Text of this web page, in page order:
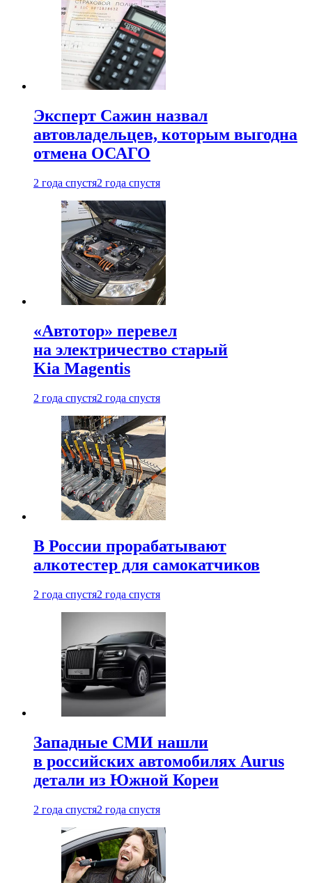
Эксперт Сажин назвал
автовладельцев, которым выгодна
отмена ОСАГО
2 года спустя2 года спустя
«Автотор» перевел
на электричество старый
Kia Magentis
2 года спустя2 года спустя
В России прорабатывают
алкотестер для самокатчиков
2 года спустя2 года спустя
Западные СМИ нашли
в российских автомобилях Aurus
детали из Южной Кореи
2 года спустя2 года спустя